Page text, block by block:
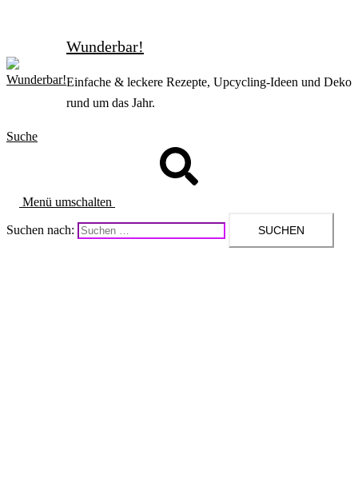
Wunderbar!
Einfache & leckere Rezepte, Upcycling-Ideen und Deko
rund um das Jahr.
Suche
Menü umschalten
Suchen nach: